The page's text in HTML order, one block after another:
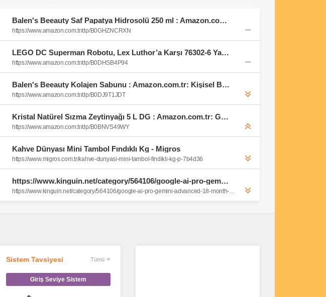
Balen's Beeauty Saf Papatya Hidrosolü 250 ml : Amazon.com.tr: Kişisel Bakım ve Kozmetik
https://www.amazon.com.tr/dp/B0GHZNCRXN
LEGO DC Superman Robotu, Lex Luthor’a Karşı 76302-6 Yaş ve Üzeri Süper Kahraman Sevenler için Yaratıcı Oyuncak Yapım Seti, Doğum Günü Hediyesi (120 Parça) : Amazon.com.tr: Oyuncak
https://www.amazon.com.tr/dp/B0DHSB4P94
Balen's Beeauty Kolajen Sabunu : Amazon.com.tr: Kişisel Bakım ve Kozmetik
https://www.amazon.com.tr/dp/B0DJ9T1JDT
Kristal Natürel Sızma Zeytinyağı 5 L DG : Amazon.com.tr: Gıda Ürünleri
https://www.amazon.com.tr/dp/B0BNVS49WY
Kahve Dünyası Mini Tambol Fındıklı Kg - Migros
https://www.migros.com.tr/kahve-dunyasi-mini-tambol-findikli-kg-p-7b4d36
https://www.kinguin.net/category/564106/google-ai-pro-gemini-advanced-18-month-subscription-activation-link
https://www.kinguin.net/category/564106/google-ai-pro-gemini-advanced-18-month-subscription-activation-link
Sistem Tavsiyesi Tümü
Giriş Seviye Sistem